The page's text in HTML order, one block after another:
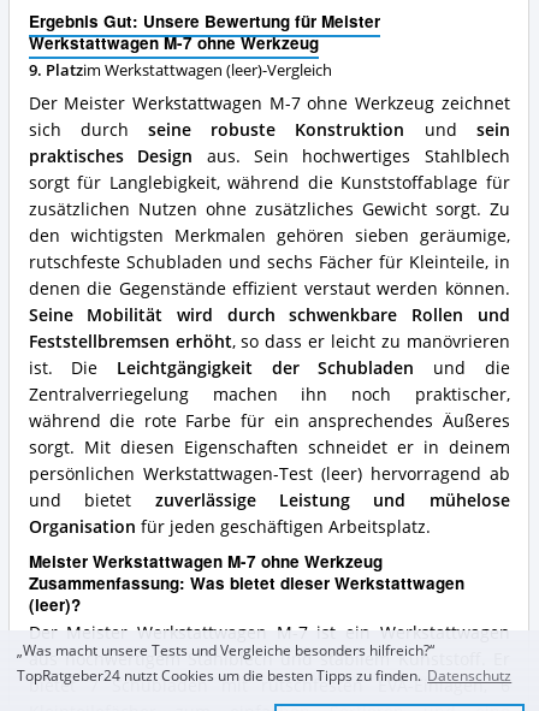
Ergebnis Gut: Unsere Bewertung für Meister
Werkstattwagen M-7 ohne Werkzeug
9. Platzim Werkstattwagen (leer)-Vergleich
Der Meister Werkstattwagen M-7 ohne Werkzeug zeichnet
sich durchseine robuste Konstruktion und sein
praktisches Design aus. Sein hochwertiges Stahlblech
sorgt für Langlebigkeit, während die Kunststoffablage für
zusätzlichen Nutzen ohne zusätzliches Gewicht sorgt. Zu
den wichtigsten Merkmalen gehören sieben geräumige,
rutschfeste Schubladen und sechs Fächer für Kleinteile, in
denen die Gegenstände effizient verstaut werden können.
Seine Mobilität wird durch schwenkbare Rollen und
Feststellbremsen erhöht, so dass er leicht zu manövrieren
ist. Die Leichtgängigkeit der Schubladen und die
Zentralverriegelung machen ihn noch praktischer,
während die rote Farbe für ein ansprechendes Äußeres
sorgt. Mit diesen Eigenschaften schneidet er in deinem
persönlichen Werkstattwagen-Test (leer) hervorragend ab
und bietet zuverlässige Leistung und mühelose
Organisation für jeden geschäftigen Arbeitsplatz.
Meister Werkstattwagen M-7 ohne Werkzeug
Zusammenfassung: Was bietet dieser Werkstattwagen
(leer)?
Der Meister Werkstattwagen M-7 ist ein Werkstattwagen
aus hochwertigem Stahlblech und stabilem Kunststoff. Er
bietet 7 Schubladen mit rutschfesten EVA-Einlagen, 6
ohne
Werkzeug
Vorteile:
Was
spricht
für
diesen
Werkstattwagen
(leer)?
„Was macht unsere Tests und Vergleiche besonders hilfreich?“
TopRatgeber24 nutzt Cookies um die besten Tipps zu finden. Datenschutz